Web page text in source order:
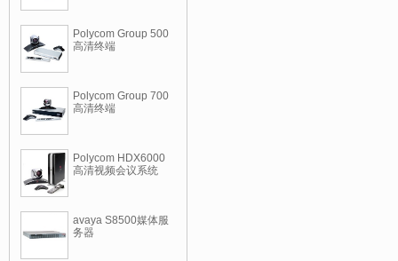
Polycom Group 500
高清终端
Polycom Group 700
高清终端
Polycom HDX6000
高清视频会议系统
avaya S8500媒体服
务器